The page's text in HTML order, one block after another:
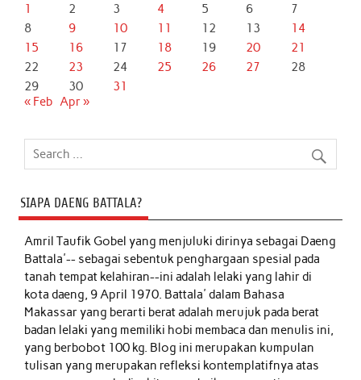
1 2 3 4 5 6
7
8
9 10 11 12 13
14
15
16 17 18 19 20
21
22
23 24 25 26 27
28
29
30
31
« Feb Apr »
SIAPA DAENG BATTALA?
Amril Taufik Gobelyang menjuluki dirinya sebagai Daeng
Battala'-- sebagai sebentuk penghargaan spesial pada
tanah tempat kelahiran--ini adalah lelaki yang lahir di
kota daeng, 9 April 1970. Battala' dalam Bahasa
Makassar yang berarti berat adalah merujuk pada berat
badan lelaki yang memiliki hobi membaca dan menulis ini,
yang berbobot 100 kg. Blog ini merupakan kumpulan
tulisan yang merupakan refleksi kontemplatifnya atas